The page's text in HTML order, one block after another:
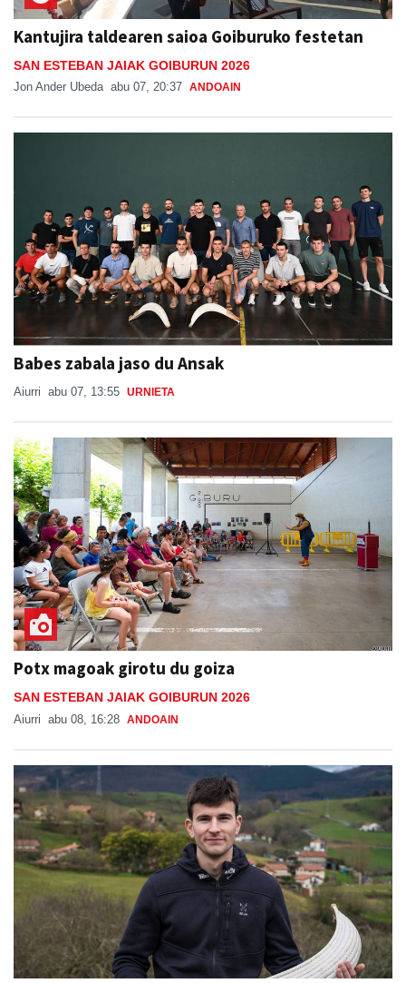
Kantujira taldearen saioa Goiburuko festetan
SAN ESTEBAN JAIAK GOIBURUN 2026
Jon Ander Ubeda abu 07, 20:37 ANDOAIN
Babes zabala jaso du Ansak
Aiurri abu 07, 13:55 URNIETA
Potx magoak girotu du goiza
SAN ESTEBAN JAIAK GOIBURUN 2026
Aiurri abu 08, 16:28 ANDOAIN